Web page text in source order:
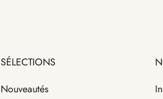
SÉLECTIONS
Nouveautés